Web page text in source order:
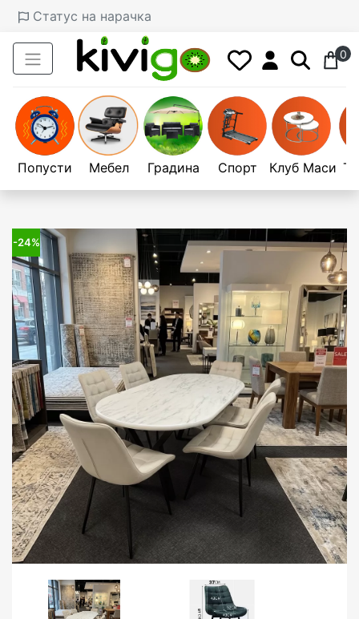
Статус на нарачка
0
Попусти Мебел Градина Спорт Клуб Маси
-24%